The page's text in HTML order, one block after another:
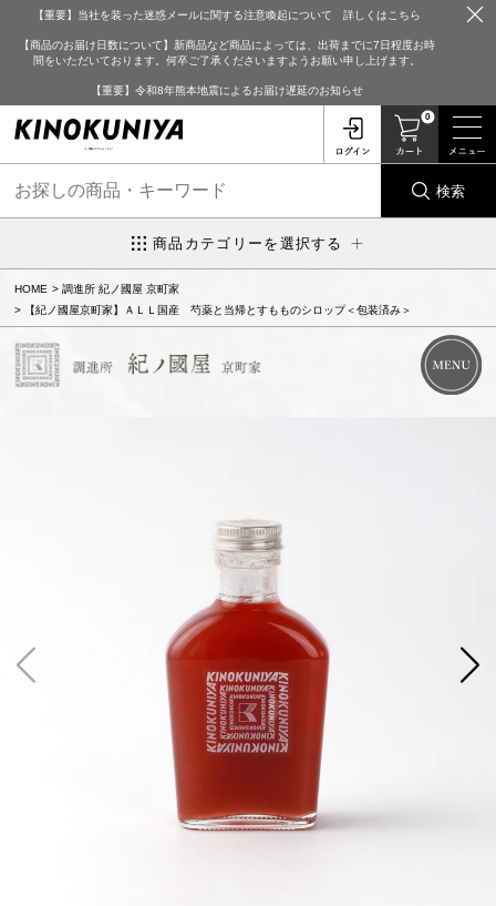
【重要】当社を装った迷惑メールに関する注意喚起について 詳しくはこちら
【商品のお届け日数について】新商品など商品によっては、出荷までに7日程度お時
間をいただいております。何卒ご了承くださいますようお願い申し上げます。
【重要】令和8年熊本地震によるお届け遅延のお知らせ
0
検索
商品カテゴリーを選択する
HOME
調進所 紀ノ國屋 京町家
【紀ノ國屋京町家】ＡＬＬ国産 芍薬と当帰とすもものシロップ＜包装済み＞